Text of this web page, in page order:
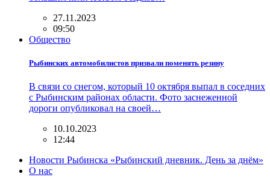
27.11.2023
09:50
Общество
Рыбинских автомобилистов призвали поменять резину
В связи со снегом, который 10 октября выпал в соседних
с Рыбинским районах области. Фото заснеженной
дороги опубликовал на своей…
10.10.2023
12:44
Новости Рыбинска «Рыбинский дневник. День за днём»
О нас